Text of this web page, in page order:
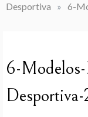
Desportiva
» 6-
6-
Desportiva-